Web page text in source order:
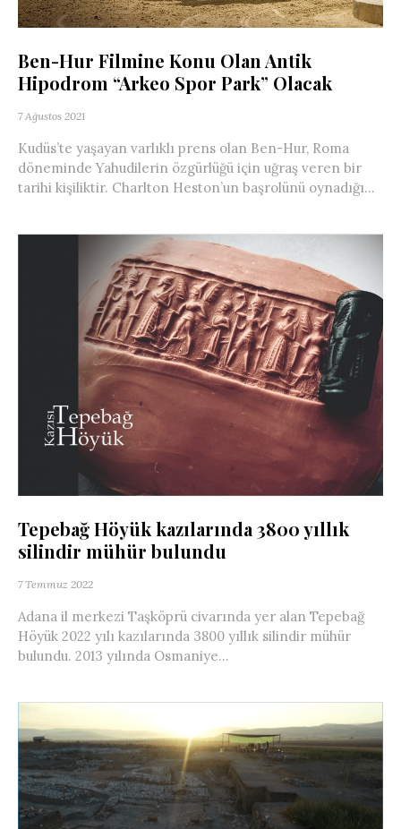
Ben-Hur Filmine Konu Olan Antik
Hipodrom “Arkeo Spor Park” Olacak
7 Ağustos 2021
Kudüs’te yaşayan varlıklı prens olan Ben-Hur, Roma
döneminde Yahudilerin özgürlüğü için uğraş veren bir
tarihi kişiliktir. Charlton Heston’un başrolünü oynadığı...
Tepebağ Höyük kazılarında 3800 yıllık
silindir mühür bulundu
7 Temmuz 2022
Adana il merkezi Taşköprü civarında yer alan Tepebağ
Höyük 2022 yılı kazılarında 3800 yıllık silindir mühür
bulundu. 2013 yılında Osmaniye...